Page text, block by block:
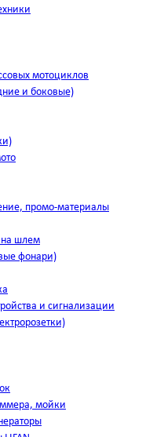
мотоциклов
и боковые)
промо-материалы
на шлем
фонари)
и сигнализации
мойки